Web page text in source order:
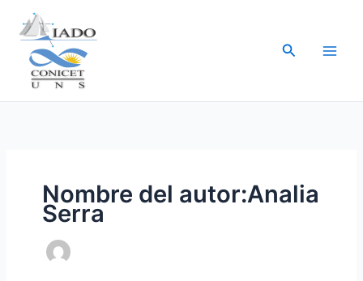
contenido
Buscar
Nombre del autor:Analia
Serra